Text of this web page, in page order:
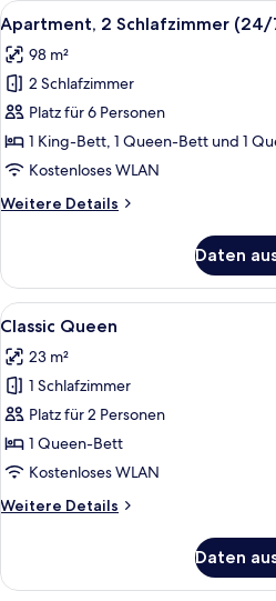
anzeigen
King
and
Queen
(24/7
Desk)
Alle
Fotos
für
Apartment,
2 Schlafzimmer
(24/7
Front
anzeigen
9
Apartment, 2 Schlafzimmer (24/
98 m²
2 Schlafzimmer
Platz für 6 Personen
1 King-Bett, 1 Queen-Bett und 1
Kostenloses WLAN
Weitere Details
Weitere
2 Schlafzimmer
(24/7
Front
Daten
Alle
Fotos
für
Classic
Queen
anzeigen
6
Classic Queen
23 m²
1 Schlafzimmer
Platz für 2 Personen
1 Queen-Bett
Kostenloses WLAN
Weitere Details
Weitere
Queen
Daten